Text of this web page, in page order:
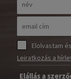
Elolvastam
Leiratkozás a
Elállás a